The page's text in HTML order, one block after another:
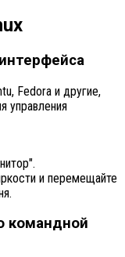
Fedora и другие,
управления
и перемещайте
командной